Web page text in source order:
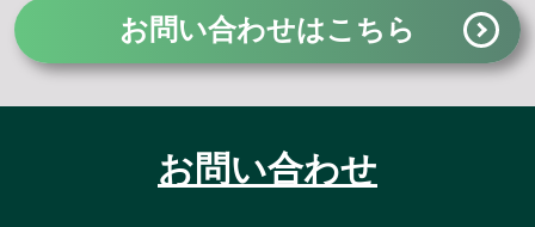
お問い合わせはこちら
お問い合わせ